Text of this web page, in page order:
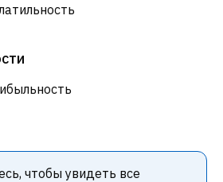
чтобы увидеть все